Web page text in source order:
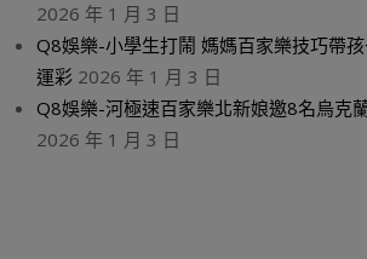
2026 年 1 月 3 日
Q8娛樂-小學生打鬧 媽媽百家樂技巧帶
運彩 2026 年 1 月 3 日
Q8娛樂-河極速百家樂北新娘邀8名烏克
2026 年 1 月 3 日